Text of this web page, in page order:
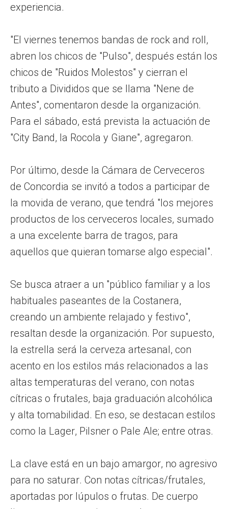
experiencia.
"El viernes tenemos bandas de rock and roll,
abren los chicos de "Pulso", después están los
chicos de "Ruidos Molestos" y cierran el
tributo a Divididos que se llama "Nene de
Antes", comentaron desde la organización.
Para el sábado, está prevista la actuación de
"City Band, la Rocola y Giane", agregaron.
Por último, desde la Cámara de Cerveceros
de Concordia se invitó a todos a participar de
la movida de verano, que tendrá "los mejores
productos de los cerveceros locales, sumado
a una excelente barra de tragos, para
aquellos que quieran tomarse algo especial".
Se busca atraer a un "público familiar y a los
habituales paseantes de la Costanera,
creando un ambiente relajado y festivo",
resaltan desde la organización. Por supuesto,
la estrella será la cerveza artesanal, con
acento en los estilos más relacionados a las
altas temperaturas del verano, con notas
cítricas o frutales, baja graduación alcohólica
y alta tomabilidad. En eso, se destacan estilos
como la Lager, Pilsner o Pale Ale; entre otras.
La clave está en un bajo amargor, no agresivo
para no saturar. Con notas cítricas/frutales,
aportadas por lúpulos o frutas. De cuerpo